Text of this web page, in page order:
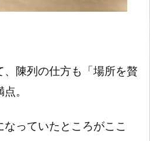
陳列の仕方も「場所を贅
。
っていたところがここ